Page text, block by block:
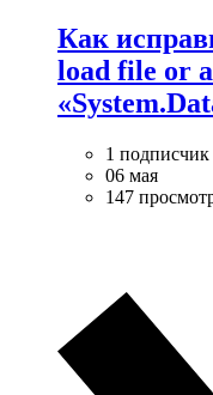
Как
load file or
1 подписчик
06 мая
147